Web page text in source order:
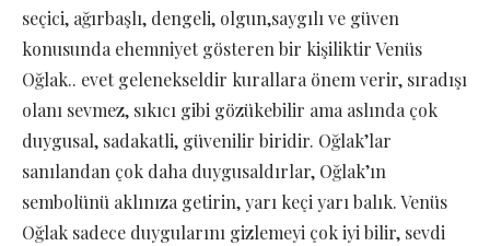
seçici, ağırbaşlı, dengeli, olgun,saygılı ve güven
konusunda ehemniyet gösteren bir kişiliktir Venüs
Oğlak.. evet gelenekseldir kurallara önem verir, sıradışı
olanı sevmez, sıkıcı gibi gözükebilir ama aslında çok
duygusal, sadakatli, güvenilir biridir. Oğlak’lar
sanılandan çok daha duygusaldırlar, Oğlak’ın
sembolünü aklınıza getirin, yarı keçi yarı balık. Venüs
Oğlak sadece duygularını gizlemeyi çok iyi bilir, sevdi